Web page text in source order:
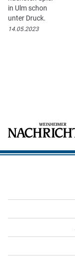
in Ulm schon
unter Druck.
14.05.2023